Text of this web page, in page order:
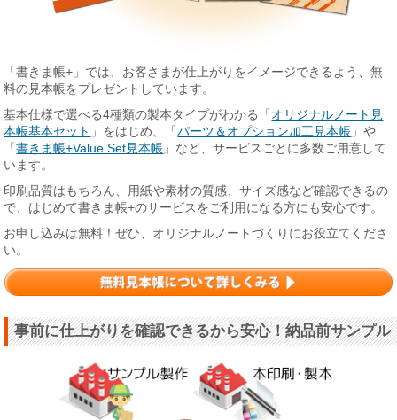
「書きま帳+」では、お客さまが仕上がりをイメージできるよう、無
料の見本帳をプレゼントしています。
基本仕様で選べる4種類の製本タイプがわかる「 オリジナルノート見
本帳基本セット 」をはじめ、「パーツ＆オプション加工見本帳 」や
「書きま帳+Value Set見本帳 」など、サービスごとに多数ご用意して
います。
印刷品質はもちろん、用紙や素材の質感、サイズ感など確認できるの
で、はじめて書きま帳+のサービスをご利用になる方にも安心です。
お申し込みは無料！ぜひ、オリジナルノートづくりにお役立てくださ
い。
事前に仕上がりを確認できるから安心！納品前サンプル